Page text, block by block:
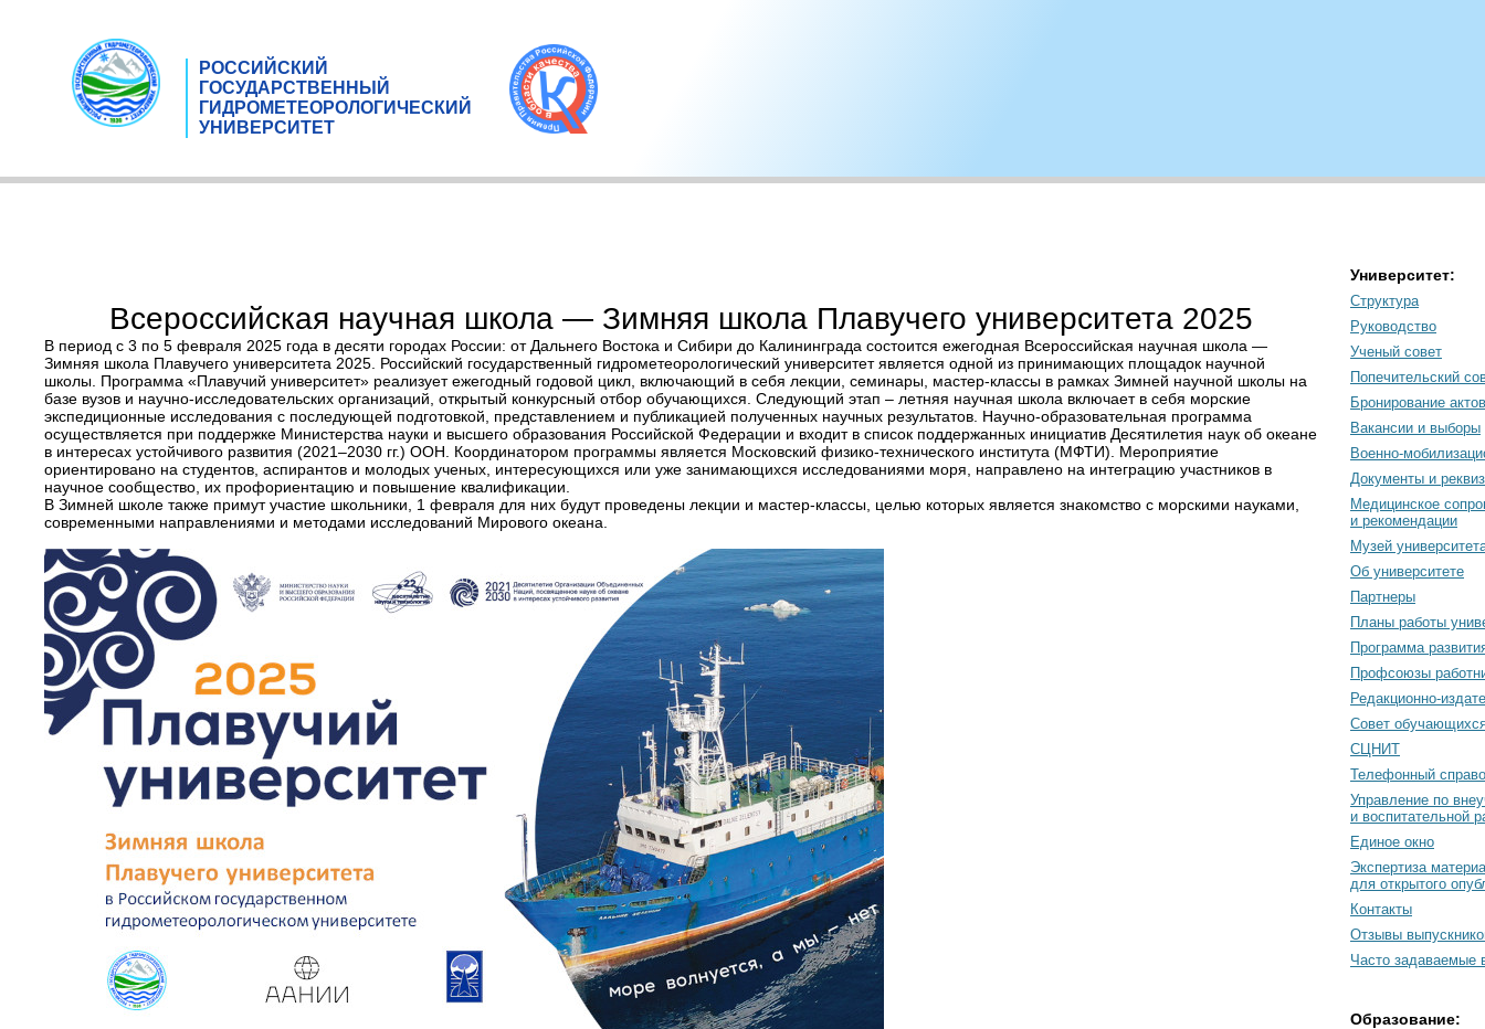
РОССИЙСКИЙ
ГОСУДАРСТВЕННЫЙ
ГИДРОМЕТЕОРОЛОГИЧЕСКИЙ
УНИВЕРСИТЕТ
Всероссийская научная школа — Зимняя школа Плавучего университета 2025
В период с 3 по 5 февраля 2025 года в десяти городах России: от Дальнего Востока и Сибири до Калининграда состоится ежегодная Всероссийская научная школа —
Зимняя школа Плавучего университета 2025. Российский государственный гидрометеорологический университет является одной из принимающих площадок научной
школы. Программа «Плавучий университет» реализует ежегодный годовой цикл, включающий в себя лекции, семинары, мастер-классы в рамках Зимней научной школы на
базе вузов и научно-исследовательских организаций, открытый конкурсный отбор обучающихся. Следующий этап – летняя научная школа включает в себя морские
экспедиционные исследования с последующей подготовкой, представлением и публикацией полученных научных результатов. Научно-образовательная программа
осуществляется при поддержке Министерства науки и высшего образования Российской Федерации и входит в список поддержанных инициатив Десятилетия наук об океане
в интересах устойчивого развития (2021–2030 гг.) ООН. Координатором программы является Московский физико-технического института (МФТИ). Мероприятие
ориентировано на студентов, аспирантов и молодых ученых, интересующихся или уже занимающихся исследованиями моря, направлено на интеграцию участников в
научное сообщество, их профориентацию и повышение квалификации.
В Зимней школе также примут участие школьники, 1 февраля для них будут проведены лекции и мастер-классы, целью которых является знакомство с морскими науками,
современными направлениями и методами исследований Мирового океана.
Университет:
Структура
Руководство
Ученый совет
Попечительский
Бронирование
Вакансии и выборы
Военно-
Документы и
Медицинское
и рекомендации
Музей
Об университете
Партнеры
Планы работы
Программа
Профсоюзы
Редакционно-
Cовет
СЦНИТ
Телефонный
Управление по
и воспитательной
Единое окно
Экспертиза
для открытого
Контакты
Отзывы
Часто задаваемые
Образование: